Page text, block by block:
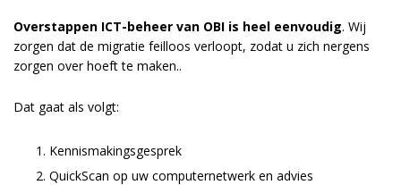
Overstappen ICT-beheer van OBI is heel eenvoudig. Wij
zorgen dat de migratie feilloos verloopt, zodat u zich nergens
zorgen over hoeft te maken..
Dat gaat als volgt:
Kennismakingsgesprek
QuickScan op uw computernetwerk en advies